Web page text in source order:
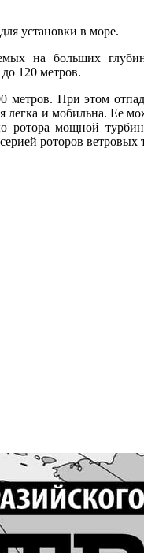
установки в море.
на больших
120 метров.
При этом
легка и мобильна. Ее
ротора мощной
роторов ветровых